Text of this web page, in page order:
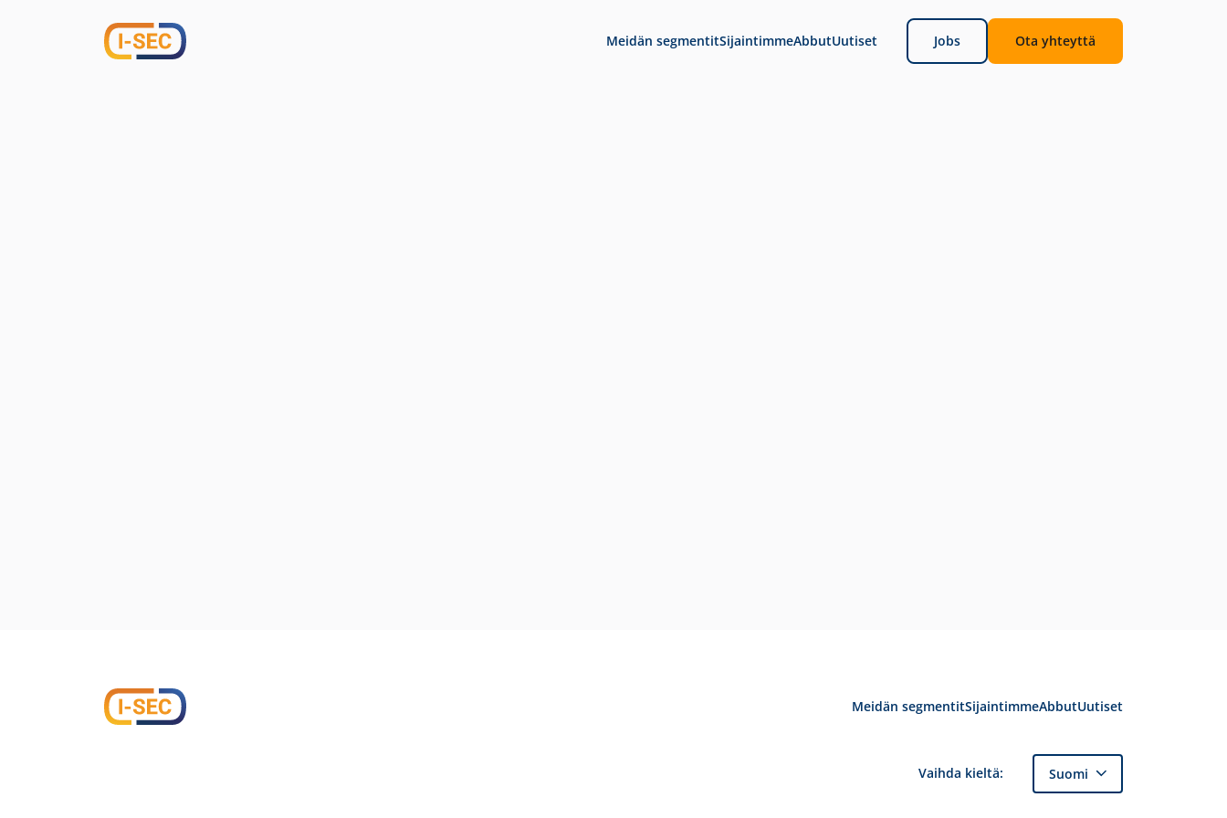
Meidän segmentitSijaintimmeAbbutUutiset Jobs Ota yhteyttä
Meidän segmentitSijaintimmeAbbutUutiset
Vaihda kieltä: Suomi